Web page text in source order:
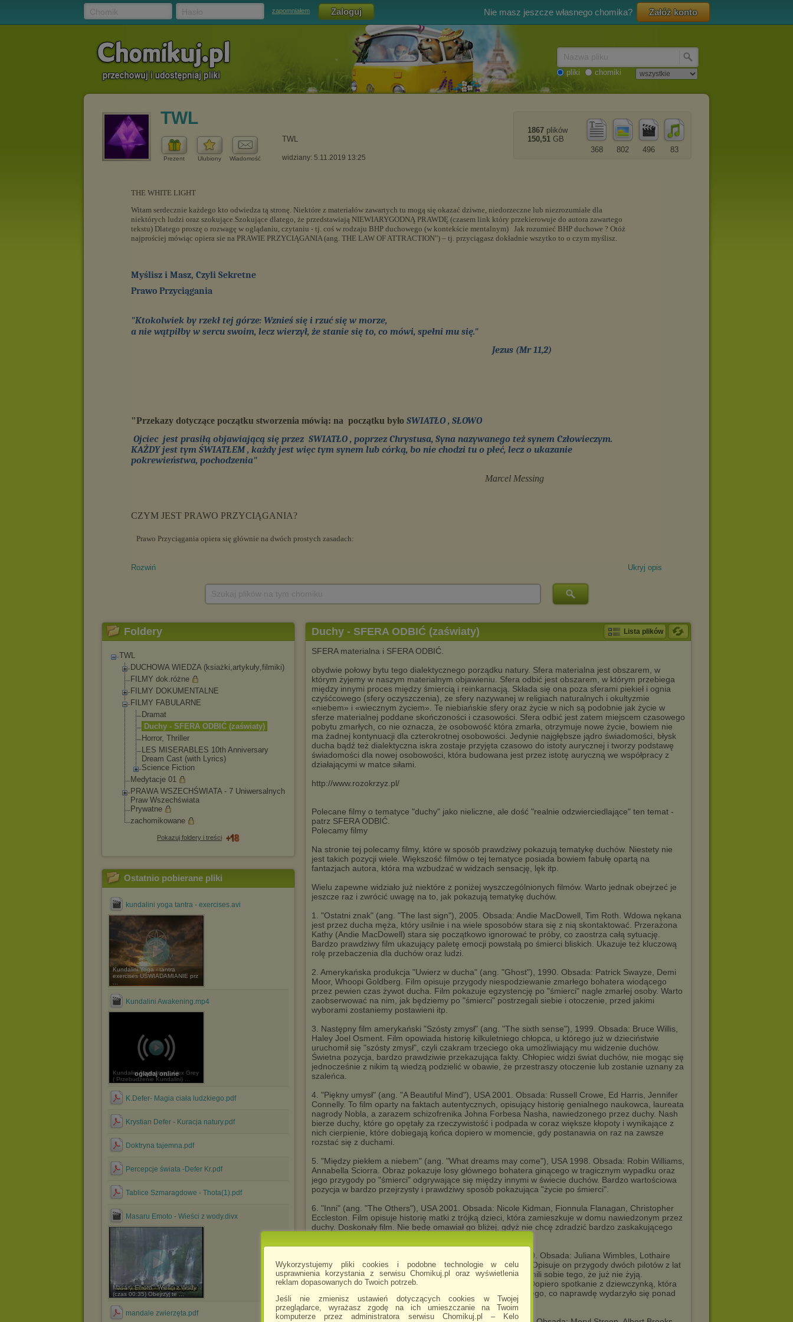
Wykorzystujemy pliki cookies i podobne technologie w celu
usprawnienia korzystania z serwisu Chomikuj.pl oraz wyświetlenia
reklam dopasowanych do Twoich potrzeb.
Jeśli nie zmienisz ustawień dotyczących cookies w Twojej
przeglądarce, wyrażasz zgodę na ich umieszczanie na Twoim
komputerze przez administratora serwisu Chomikuj.pl – Kelo
zapomniałem Nie masz jeszcze własnego chomika? Załóż konto
pliki chomiki
TWL
Prezent Ulubiony Wiadomość
TWL
widziany: 5.11.2019 13:25
83
496
802
368
1867 plików
150,51 GB
Ukryj opis
Rozwiń
Foldery
TWL
DUCHOWA WIEDZA (ksiażki,artykuły,filmiki)
FILMY dok.różne
FILMY DOKUMENTALNE
FILMY FABULARNE
Dramat
Duchy - SFERA ODBIĆ (zaświaty)
Horror, Thriller
LES MISERABLES 10th Anniversary
Dream Cast (with Lyrics)
Science Fiction
Medytacje 01
PRAWA WSZECHŚWIATA - 7 Uniwersalnych
Praw Wszechświata
Prywatne
zachomikowane
Pokazuj foldery i treści
Ostatnio pobierane pliki
kundalini yoga tantra - exercises.avi
Kundalini Yoga - tantra
exercises UŚWIADAMIANIE prz
Kundalini Awakening.mp4
oglądaj online
Kundalini Awakening, Alex Grey
( Przebudzenie Kundalini) ...
K.Defer- Magia ciała ludzkiego.pdf
Krystian Defer - Kuracja natury.pdf
Doktryna tajemna.pdf
Percepcje świata -Defer Kr.pdf
Tablice Szmaragdowe - Thota(1).pdf
Masaru Emoto - Wieści z wody.divx
Masaru Emoto - Wieści z Wody
(czas 00:35) Obejrzyj te ...
mandale zwierzęta.pdf
Duchy - SFERA ODBIĆ (zaświaty) Lista plików
SFERA materialna i SFERA ODBIĆ.
obydwie połowy bytu tego dialektycznego porządku natury. Sfera materialna jest obszarem, w
którym żyjemy w naszym materialnym objawieniu. Sfera odbić jest obszarem, w którym przebiega
między innymi proces między śmiercią i reinkarnacją. Składa się ona poza sferami piekieł i ognia
czyśćcowego (sfery oczyszczenia), ze sfery nazywanej w religiach naturalnych i okultyzmie
«niebem» i «wiecznym życiem». Te niebiańskie sfery oraz życie w nich są podobnie jak życie w
sferze materialnej poddane skończoności i czasowości. Sfera odbić jest zatem miejscem czasowego
pobytu zmarłych, co nie oznacza, że osobowość która zmarła, otrzymuje nowe życie, bowiem nie
ma żadnej kontynuacji dla czterokrotnej osobowości. Jedynie najgłębsze jądro świadomości, błysk
ducha bądź też dialektyczna iskra zostaje przyjęta czasowo do istoty aurycznej i tworzy podstawę
świadomości dla nowej osobowości, która budowana jest przez istotę auryczną we współpracy z
działającymi w matce siłami.
http://www.rozokrzyz.pl/
Polecane filmy o tematyce "duchy" jako nieliczne, ale dość "realnie odzwierciedlające" ten temat -
patrz SFERA ODBIĆ.
Polecamy filmy
Na stronie tej polecamy filmy, które w sposób prawdziwy pokazują tematykę duchów. Niestety nie
jest takich pozycji wiele. Większość filmów o tej tematyce posiada bowiem fabułę opartą na
fantazjach autora, która ma wzbudzać w widzach sensację, lęk itp.
Wielu zapewne widziało już niektóre z poniżej wyszczególnionych filmów. Warto jednak obejrzeć je
jeszcze raz i zwrócić uwagę na to, jak pokazują tematykę duchów.
1. "Ostatni znak" (ang. "The last sign"), 2005. Obsada: Andie MacDowell, Tim Roth. Wdowa nękana
jest przez ducha męża, który usilnie i na wiele sposobów stara się z nią skontaktować. Przerażona
Kathy (Andie MacDowell) stara się początkowo ignorować te próby, co zaostrza całą sytuację.
Bardzo prawdziwy film ukazujący paletę emocji powstałą po śmierci bliskich. Ukazuje też kluczową
rolę przebaczenia dla duchów oraz ludzi.
2. Amerykańska produkcja "Uwierz w ducha" (ang. "Ghost"), 1990. Obsada: Patrick Swayze, Demi
Moor, Whoopi Goldberg. Film opisuje przygody niespodziewanie zmarłego bohatera wiodącego
przez pewien czas żywot ducha. Film pokazuje egzystencję po "śmierci" nagle zmarłej osoby. Warto
zaobserwować na nim, jak będziemy po "śmierci" postrzegali siebie i otoczenie, przed jakimi
wyborami zostaniemy postawieni itp.
3. Następny film amerykański "Szósty zmysł" (ang. "The sixth sense"), 1999. Obsada: Bruce Willis,
Haley Joel Osment. Film opowiada historię kilkuletniego chłopca, u którego już w dzieciństwie
uruchomił się "szósty zmysł", czyli czakram trzeciego oka umożliwiający mu widzenie duchów.
Świetna pozycja, bardzo prawdziwie przekazująca fakty. Chłopiec widzi świat duchów, nie mogąc się
jednocześnie z nikim tą wiedzą podzielić w obawie, że przestraszy otoczenie lub zostanie uznany za
szaleńca.
4. "Piękny umysł" (ang. "A Beautiful Mind"), USA 2001. Obsada: Russell Crowe, Ed Harris, Jennifer
Connelly. To film oparty na faktach autentycznych, opisujący historię genialnego naukowca, laureata
nagrody Nobla, a zarazem schizofrenika Johna Forbesa Nasha, nawiedzonego przez duchy. Nash
bierze duchy, które go opętały za rzeczywistość i podpada w coraz większe kłopoty i wynikające z
nich cierpienie, które dobiegają końca dopiero w momencie, gdy postanawia on raz na zawsze
rozstać się z duchami.
5. "Między piekłem a niebem" (ang. "What dreams may come"), USA 1998. Obsada: Robin Williams,
Annabella Sciorra. Obraz pokazuje losy głównego bohatera ginącego w tragicznym wypadku oraz
jego przygody po "śmierci" odgrywające się między innymi w świecie duchów. Bardzo wartościowa
pozycja w bardzo przejrzysty i prawdziwy sposób pokazująca "życie po śmierci".
6. "Inni" (ang. "The Others"), USA 2001. Obsada: Nicole Kidman, Fionnula Flanagan, Christopher
Eccleston. Film opisuje historię matki z trójką dzieci, która zamieszkuje w domu nawiedzonym przez
duchy. Doskonały film. Nie będę omawiał go bliżej, gdyż nie chcę zdradzić bardzo zaskakującego
7. "Zabłąkane dusze" (ang. "Restless spirits"), Kanada 1999. Obsada: Juliana Wimbles, Lothaire
Bluteau. Film czasami wyświetlany przez kanał "Hallmark". Opisuje on przygody dwóch pilotów z lat
20-tych, którzy zginęli w katastrofie samolotu i nie uświadomili sobie tego, że już nie żyją.
Codziennie powtarzają i przeżywają chwilę swojej śmierci. Dopiero spotkanie z dziewczynką, która
ma dar widzenia duchów naprowadza ich na zrozumienie tego, co naprawdę wydarzyło się ponad
pół wieku temu.